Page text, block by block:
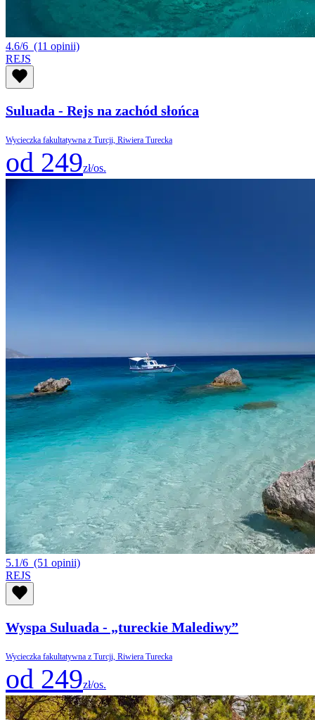
4.6/6 (11 opinii)
REJS
Suluada - Rejs na zachód słońca
Wycieczka fakultatywna z Turcji, Riwiera Turecka
od 249zł/os.
5.1/6 (51 opinii)
REJS
Wyspa Suluada - „tureckie Malediwy”
Wycieczka fakultatywna z Turcji, Riwiera Turecka
od 249zł/os.